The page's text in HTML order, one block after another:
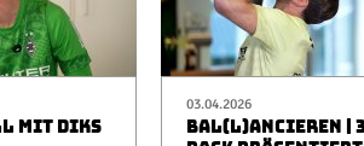
MIT DIKS
03.04.2026
BAL(L)ANCIEREN |